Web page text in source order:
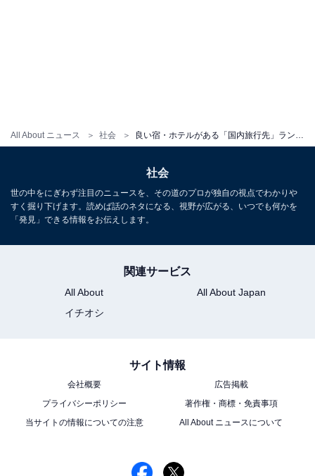
All About ニュース 社会
社会
世の中をにぎわず注目のニュースを、その道のプロが独自の視点でわかりや
すく掘り下げます。読めば話のネタになる、視野が広がる、いつでも何かを
「発見」できる情報をお伝えします。
関連サービス
All About
All About Japan
イチオシ
サイト情報
会社概要
広告掲載
プライバシーポリシー
著作権・商標・免責事項
当サイトの情報についての注意
All About ニュースについて